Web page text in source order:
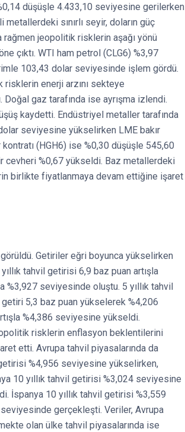
düşüşle 4.433,10 seviyesine gerilerken
sınırlı seyir, doların güç
jeopolitik risklerin aşağı yönü
çıktı. WTI ham petrol (CLG6) %3,97
103,43 dolar seviyesinde işlem gördü.
risklerin enerji arzını sekteye
Doğal gaz tarafında ise ayrışma izlendi.
kaydetti. Endüstriyel metaller tarafında
seviyesine yükselirken LME bakır
(HGH6) ise %0,30 düşüşle 545,60
cevheri %0,67 yükseldi. Baz metallerdeki
birlikte fiyatlanmaya devam ettiğine işaret
Getiriler eğri boyunca yükselirken
tahvil getirisi 6,9 baz puan artışla
%3,927 seviyesinde oluştu. 5 yıllık tahvil
5,3 baz puan yükselerek %4,206
%4,386 seviyesine yükseldi.
risklerin enflasyon beklentilerini
etti. Avrupa tahvil piyasalarında da
%4,956 seviyesine yükselirken,
10 yıllık tahvil getirisi %3,024 seviyesine
İspanya 10 yıllık tahvil getirisi %3,559
gerçekleşti. Veriler, Avrupa
olan ülke tahvil piyasalarında ise